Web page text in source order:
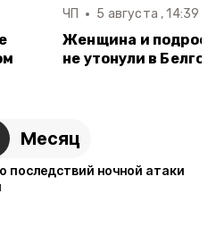
ЧП 5 августа , 14:39
Женщина и
не утонули в
Месяц
последствий ночной атаки